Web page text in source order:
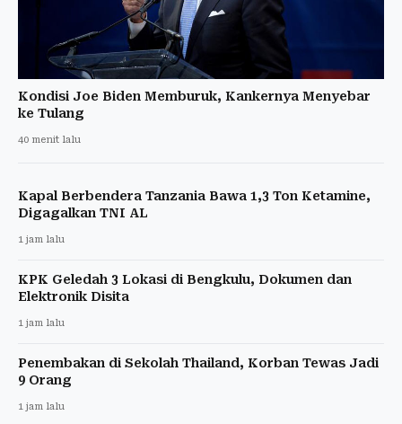
Kondisi Joe Biden Memburuk, Kankernya Menyebar
ke Tulang
40 menit lalu
Kapal Berbendera Tanzania Bawa 1,3 Ton Ketamine,
Digagalkan TNI AL
1 jam lalu
KPK Geledah 3 Lokasi di Bengkulu, Dokumen dan
Elektronik Disita
1 jam lalu
Penembakan di Sekolah Thailand, Korban Tewas Jadi
9 Orang
1 jam lalu